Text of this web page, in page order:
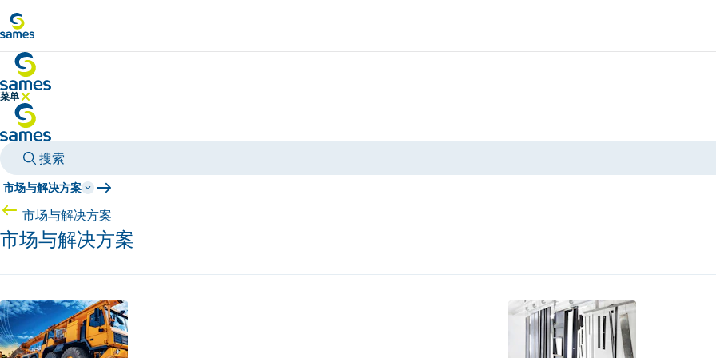
菜单
隐藏菜单
搜索
市场与解决方案
市场与解决方案
市场与解决方案